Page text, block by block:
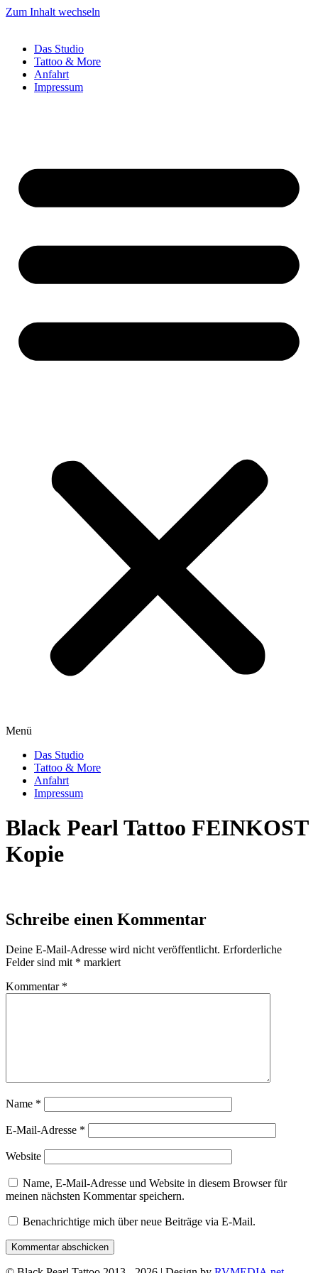
Zum Inhalt wechseln
Das Studio
Tattoo & More
Anfahrt
Impressum
Menü
Das Studio
Tattoo & More
Anfahrt
Impressum
Black Pearl Tattoo FEINKOST
Kopie
Schreibe einen Kommentar
Deine E-Mail-Adresse wird nicht veröffentlicht. Erforderliche
Felder sind mit * markiert
Kommentar *
Name *
E-Mail-Adresse *
Website
Name, E-Mail-Adresse und Website in diesem Browser für
meinen nächsten Kommentar speichern.
Benachrichtige mich über neue Beiträge via E-Mail.